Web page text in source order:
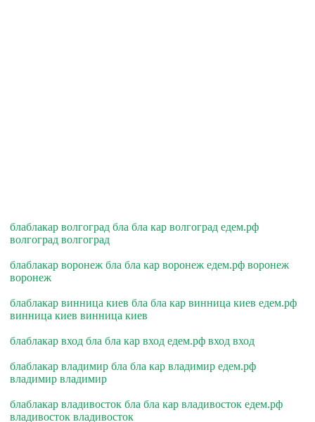
блаблакар волгоград бла бла кар волгоград едем.рф
волгоград волгоград
блаблакар воронеж бла бла кар воронеж едем.рф воронеж
воронеж
блаблакар винница киев бла бла кар винница киев едем.рф
винница киев винница киев
блаблакар вход бла бла кар вход едем.рф вход вход
блаблакар владимир бла бла кар владимир едем.рф
владимир владимир
блаблакар владивосток бла бла кар владивосток едем.рф
владивосток владивосток